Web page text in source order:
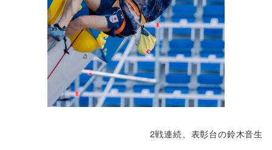
2戦連続、表彰台の鈴木音生